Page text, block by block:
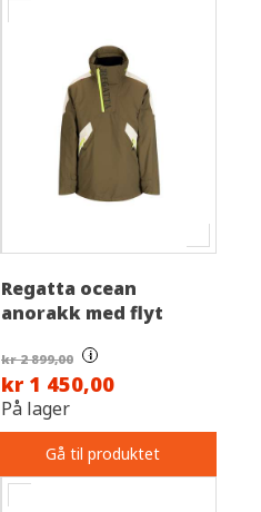
Regatta ocean
anorakk med flyt
kr 2 899,00 i
kr 1 450,00
På lager
Gå til produktet